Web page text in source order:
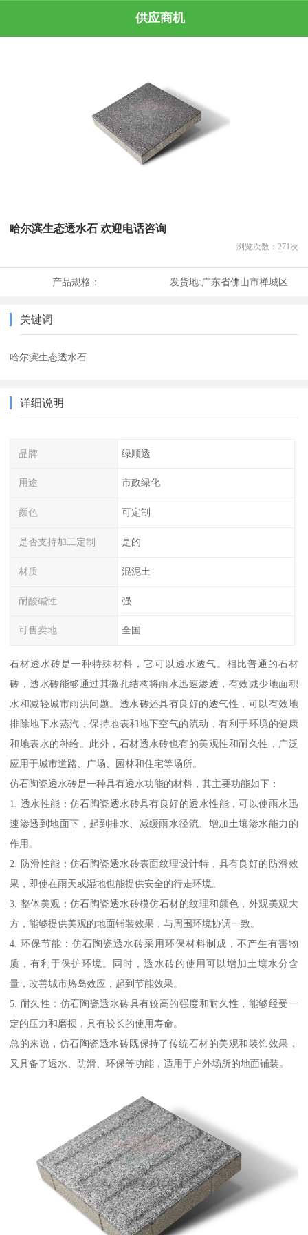
供应商机
哈尔滨生态透水石 欢迎电话咨询
浏览次数： 271 次
产品规格： 发货地:广东省佛山市禅城区
关键词
哈尔滨生态透水石
详细说明
品牌 绿顺透
用途 市政绿化
颜色 可定制
是否支持加工定制 是的
材质 混泥土
耐酸碱性 强
可售卖地 全国
石材透水砖是一种特殊材料，它可以透水透气。相比普通的石材
砖，透水砖能够通过其微孔结构将雨水迅速渗透，有效减少地面积
水和减轻城市雨洪问题。透水砖还具有良好的透气性，可以有效地
排除地下水蒸汽，保持地表和地下空气的流动，有利于环境的健康
和地表水的补给。此外，石材透水砖也有的美观性和耐久性，广泛
应用于城市道路、广场、园林和住宅等场所。
仿石陶瓷透水砖是一种具有透水功能的材料，其主要功能如下：
1. 透水性能：仿石陶瓷透水砖具有良好的透水性能，可以使雨水迅
速渗透到地面下，起到排水、减缓雨水径流、增加土壤渗水能力的
作用。
2. 防滑性能：仿石陶瓷透水砖表面纹理设计特，具有良好的防滑效
果，即使在雨天或湿地也能提供安全的行走环境。
3. 整体美观：仿石陶瓷透水砖模仿石材的纹理和颜色，外观美观大
方，能够提供美观的地面铺装效果，与周围环境协调一致。
4. 环保节能：仿石陶瓷透水砖采用环保材料制成，不产生有害物
质，有利于保护环境。同时，透水砖的使用可以增加土壤水分含
量，改善城市热岛效应，起到节能效果。
5. 耐久性：仿石陶瓷透水砖具有较高的强度和耐久性，能够经受一
定的压力和磨损，具有较长的使用寿命。
总的来说，仿石陶瓷透水砖既保持了传统石材的美观和装饰效果，
又具备了透水、防滑、环保等功能，适用于户外场所的地面铺装。